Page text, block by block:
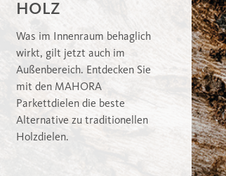
HOLZ
Was im Innenraum behaglich
wirkt, gilt jetzt auch im
Außenbereich. Entdecken Sie
mit den MAHORA
Parkettdielen die beste
Alternative zu traditionellen
Holzdielen.